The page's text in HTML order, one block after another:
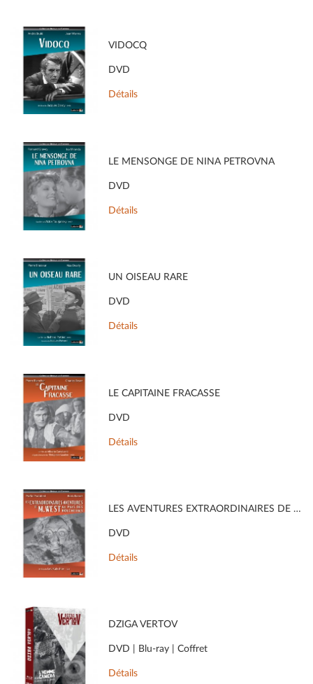
VIDOCQ
DVD
Détails
LE MENSONGE DE NINA PETROVNA
DVD
Détails
UN OISEAU RARE
DVD
Détails
LE CAPITAINE FRACASSE
DVD
Détails
LES AVENTURES EXTRAORDINAIRES DE M. WEST AU PAYS DES BOLCHEVIKS
DVD
Détails
DZIGA VERTOV
DVD | Blu-ray | Coffret
Détails